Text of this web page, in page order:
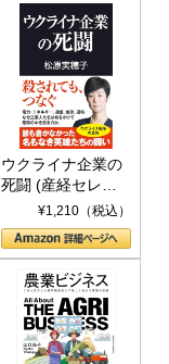
ウクライナ企業の
死闘 (産経セレク
ト S 039)¥1,210（税込）